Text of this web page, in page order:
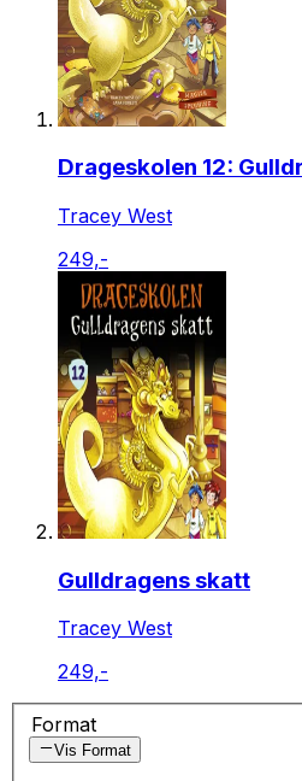
Drageskolen 12:
Tracey West
249,-
Gulldragens skatt
Tracey West
249,-
Format
Vis Format